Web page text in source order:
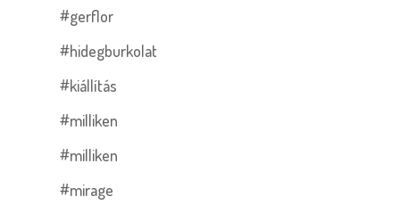
#gerflor
#hidegburkolat
#kiállítás
#milliken
#milliken
#mirage